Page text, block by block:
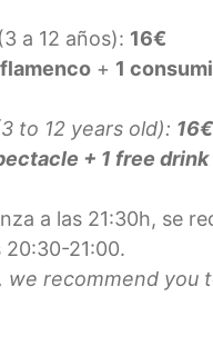
a 12 años): 16€
+ 1
to 12 years old): 16€
+ 1 free drink
a las 21:30h, se
21:00.
we recommend you